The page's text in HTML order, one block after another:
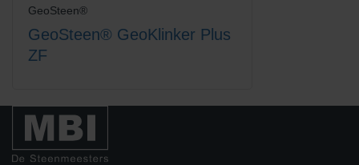
GeoSteen®
GeoSteen® GeoKlinker Plus
ZF